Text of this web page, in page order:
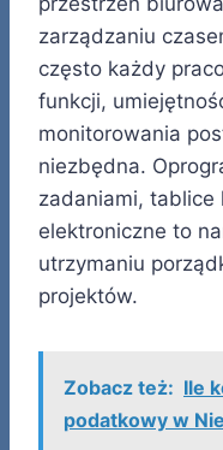
zarządzaniu
często każdy
funkcji,
monitorowania
niezbędna.
zadaniami, tablice
elektroniczne to
utrzymaniu
projektów.
Zobacz też: Ile
podatkowy w